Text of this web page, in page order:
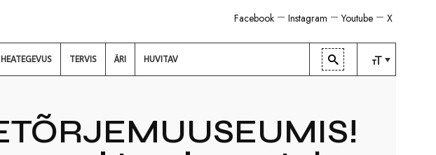
X
Youtube
Instagram
Facebook
HEATEGEVUS TERVIS ÄRI HUVITAV